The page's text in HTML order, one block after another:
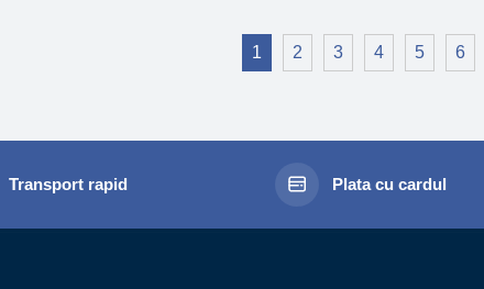
1 2 3 4 5 6
Transport rapid Plata cu cardul